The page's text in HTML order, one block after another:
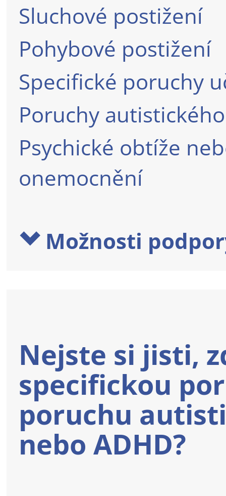
Sluchové postižení
Pohybové postižení
Specifické poruchy
Poruchy
Psychické obtíže
onemocnění
Možnosti
Nejste si jisti,
specifickou
poruchu
nebo ADHD?